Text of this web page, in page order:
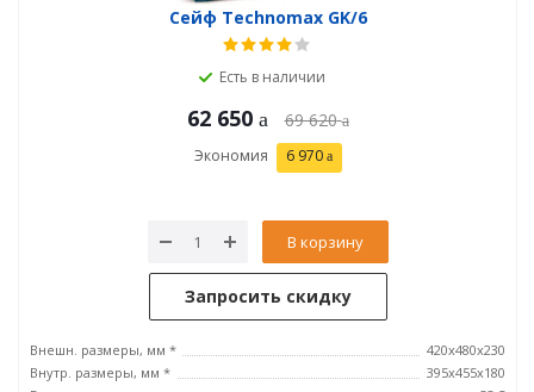
Сейф Technomax GK/6
Есть в наличии
62 650 69 620
Экономия 6 970
В корзину
Запросить скидку
Внешн. размеры, мм *
420x480x230
Внутр. размеры, мм *
395х455х180